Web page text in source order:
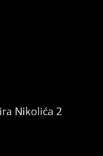
Nikolića 2